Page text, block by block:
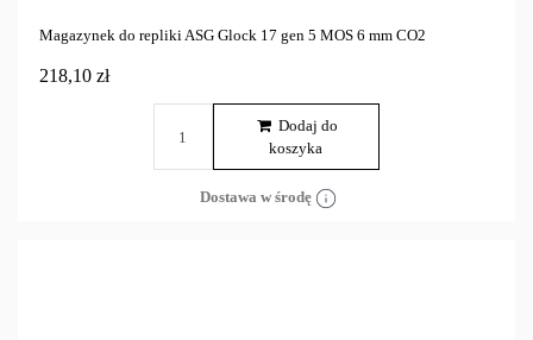
Magazynek do repliki ASG Glock 17 gen 5 MOS 6 mm CO2
218,10 zł
Dodaj do
koszyka
Dostawa w środę